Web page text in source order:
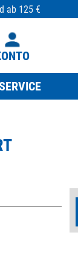
ab 125 €